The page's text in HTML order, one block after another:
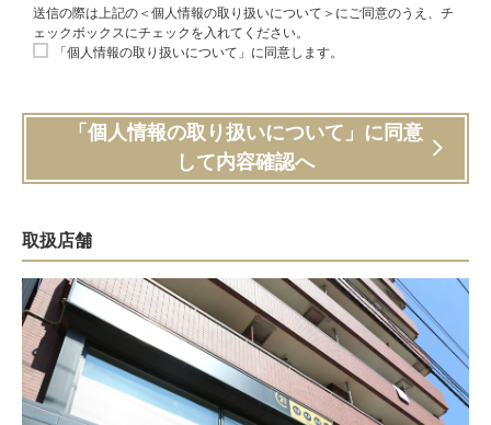
送信の際は上記の＜個人情報の取り扱いについて＞にご同意のうえ、チ
ェックボックスにチェックを入れてください。
「個人情報の取り扱いについて」に同意します。
「個人情報の取り扱いについて」に同意
して内容確認へ
取扱店舗